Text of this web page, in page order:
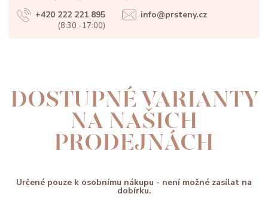
+420 222 221 895
(8:30 -17:00)
info@prsteny.cz
DOSTUPNÉ VARIANTY
NA NAŠICH
PRODEJNÁCH
Určené pouze k osobnímu nákupu - není možné zasílat na
dobírku.